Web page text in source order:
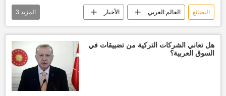
البضائع العالم العربي الأخبار
إصلاحات تشييد موانئ
المزيد 3
هل تعاني الشركات التركية من تضييقات في
السوق العربية؟